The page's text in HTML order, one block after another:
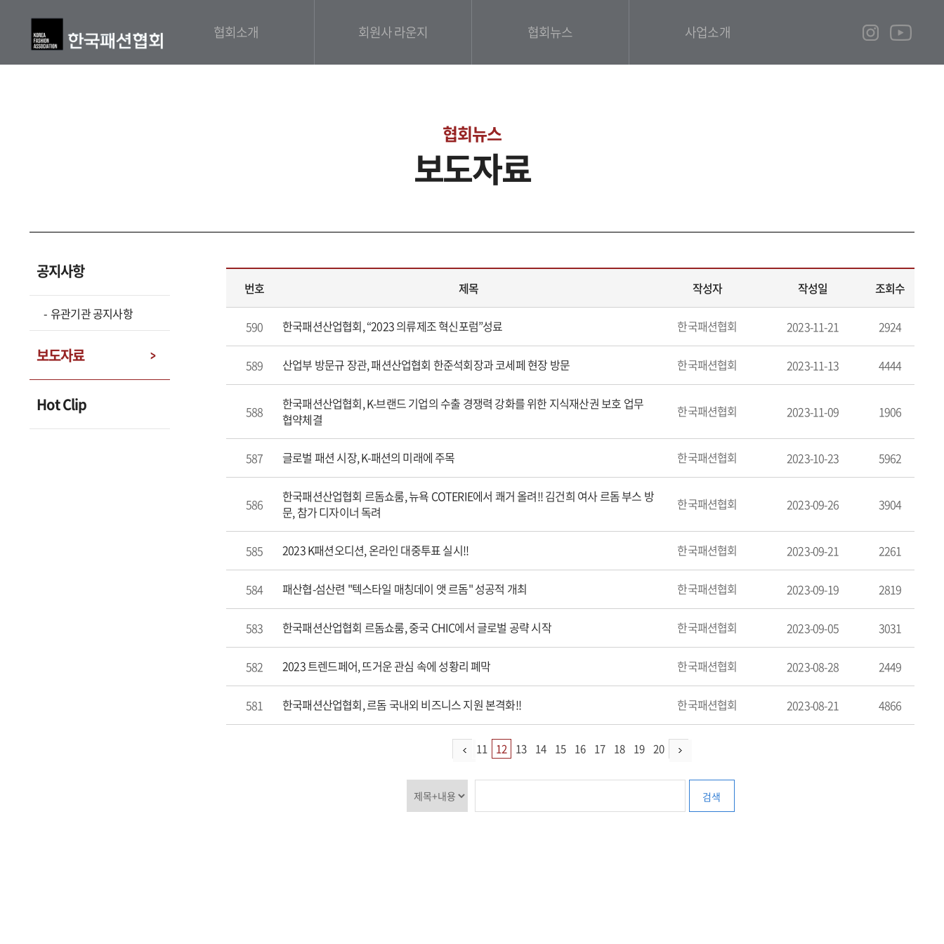
협회소개 회원사 라운지 협회뉴스 사업소개
협회뉴스
보도자료
공지사항
유관기관 공지사항
보도자료
Hot Clip
번호 제목 작성자 작성일 조회수
590 한국패션산업협회, “2023 의류제조 혁신포럼”성료 한국패션협회 2023-11-21 2924
589 산업부 방문규 장관, 패션산업협회 한준석회장과 코세페 현장 방문 한국패션협회 2023-11-13 4444
588
한국패션산업협회, K-브랜드 기업의 수출 경쟁력 강화를 위한 지식재산권 보호 업무
협약체결
한국패션협회 2023-11-09 1906
587 글로벌 패션 시장, K-패션의 미래에 주목 한국패션협회 2023-10-23 5962
586
한국패션산업협회 르돔쇼룸, 뉴욕 COTERIE에서 쾌거 올려!! 김건희 여사 르돔 부스 방
문, 참가 디자이너 독려
한국패션협회 2023-09-26 3904
585 2023 K패션오디션, 온라인 대중투표 실시!! 한국패션협회 2023-09-21 2261
584 패산협-섬산련 "텍스타일 매칭데이 앳 르돔" 성공적 개최 한국패션협회 2023-09-19 2819
583 한국패션산업협회 르돔쇼룸, 중국 CHIC에서 글로벌 공략 시작 한국패션협회 2023-09-05 3031
582 2023 트렌드페어, 뜨거운 관심 속에 성황리 폐막 한국패션협회 2023-08-28 2449
581 한국패션산업협회, 르돔 국내외 비즈니스 지원 본격화!! 한국패션협회 2023-08-21 4866
11 12 13 14 15 16 17 18 19 20
검색